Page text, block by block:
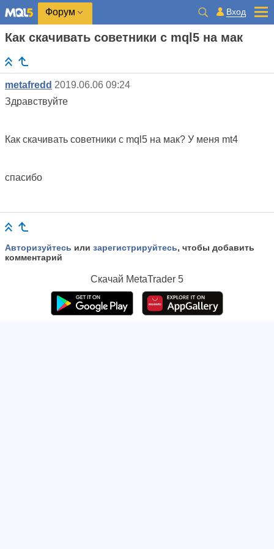
Форум Вход
Как скачивать советники с mql5 на мак
metafredd 2019.06.06 09:24
Здравствуйте
Как скачивать советники с mql5 на мак? У меня mt4
спасибо
Авторизуйтесь или зарегистрируйтесь, чтобы добавить
комментарий
Скачай MetaTrader 5